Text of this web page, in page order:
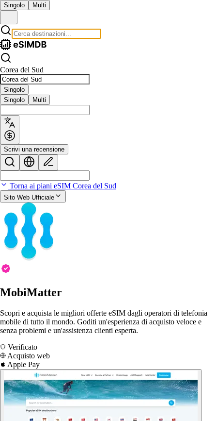
Singolo Multi
Corea del Sud
Singolo
Singolo
Multi
Scrivi una recensione
Torna ai piani eSIM Corea del Sud
Sito Web Ufficiale
MobiMatter
Scopri e acquista le migliori offerte eSIM dagli operatori di telefonia
mobile di tutto il mondo. Goditi un'esperienza di acquisto veloce e
senza problemi e un'assistenza clienti esperta.
Verificato
Acquisto web
Apple Pay